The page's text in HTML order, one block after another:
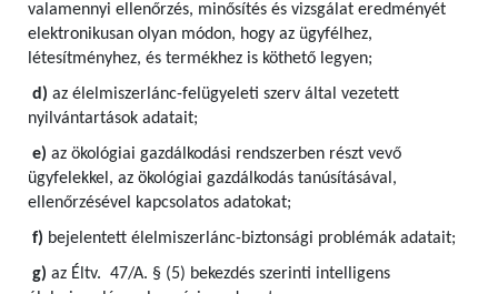
valamennyi ellenőrzés, minősítés és vizsgálat eredményét
elektronikusan olyan módon, hogy az ügyfélhez,
létesítményhez, és termékhez is köthető legyen;
d) az élelmiszerlánc-felügyeleti szerv által vezetett
nyilvántartások adatait;
e) az ökológiai gazdálkodási rendszerben részt vevő
ügyfelekkel, az ökológiai gazdálkodás tanúsításával,
ellenőrzésével kapcsolatos adatokat;
f) bejelentett élelmiszerlánc-biztonsági problémák adatait;
g) az Éltv. 47/A. § (5) bekezdés szerinti intelligens